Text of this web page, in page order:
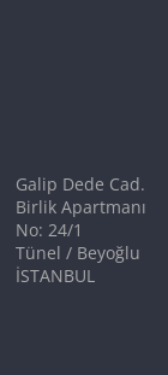
Galip Dede Cad.
Birlik Apartmanı
No: 24/1
Tünel / Beyoğlu
İSTANBUL